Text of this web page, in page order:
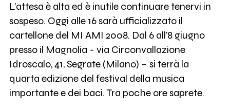
L’attesa è alta ed è inutile continuare tenervi in
sospeso. Oggi alle 16 sarà ufficializzato il
cartellone del MI AMI 2008. Dal 6 all’8 giugno
presso il Magnolia - via Circonvallazione
Idroscalo, 41, Segrate (Milano) – si terrà la
quarta edizione del festival della musica
importante e dei baci. Tra poche ore saprete.